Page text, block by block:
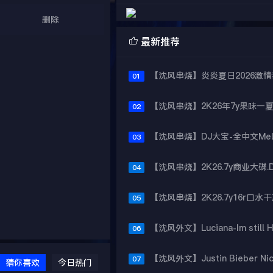
删除
猜你喜欢 今日热门
 最新推荐
01
02
03
04
05
06
07